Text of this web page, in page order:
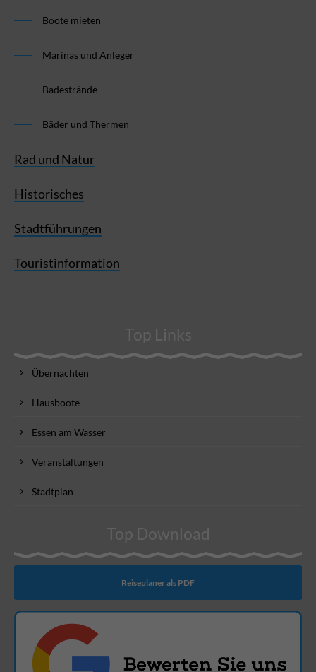
Boote mieten
Marinas und Anleger
Badestrände
Bäder und Thermen
Rad und Natur
Historisches
Stadtführungen
Touristinformation
Top Links
Übernachten
Hausboote
Essen am Wasser
Veranstaltungen
Stadtplan
Top Download
Reiseplaner als PDF